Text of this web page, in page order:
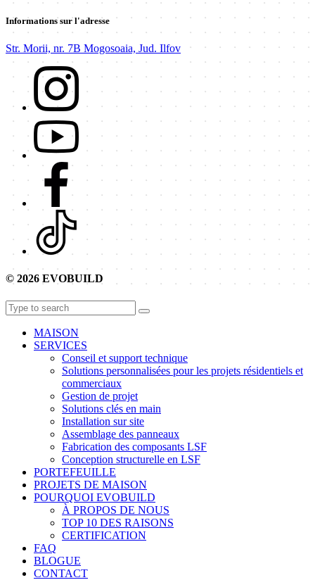
Informations sur l'adresse
Str. Morii, nr. 7B Mogosoaia, Jud. Ilfov
© 2026 EVOBUILD
MAISON
SERVICES
Conseil et support technique
Solutions personnalisées pour les projets résidentiels et
commerciaux
Gestion de projet
Solutions clés en main
Installation sur site
Assemblage des panneaux
Fabrication des composants LSF
Conception structurelle en LSF
PORTEFEUILLE
PROJETS DE MAISON
POURQUOI EVOBUILD
À PROPOS DE NOUS
TOP 10 DES RAISONS
CERTIFICATION
FAQ
BLOGUE
CONTACT